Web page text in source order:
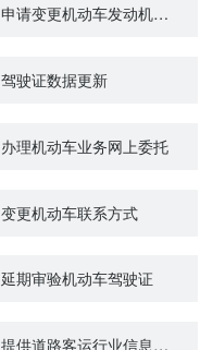
申请变更机动车发动机号、车架号
驾驶证数据更新
办理机动车业务网上委托
变更机动车联系方式
延期审验机动车驾驶证
提供道路客运行业信息服务